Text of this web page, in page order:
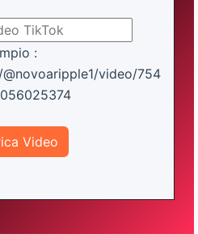
:
video/754
Video